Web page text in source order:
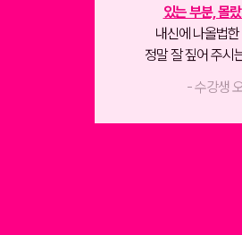
있는 부분, 몰
내신에 나올법
정말 잘 짚어 주시
- 수강생